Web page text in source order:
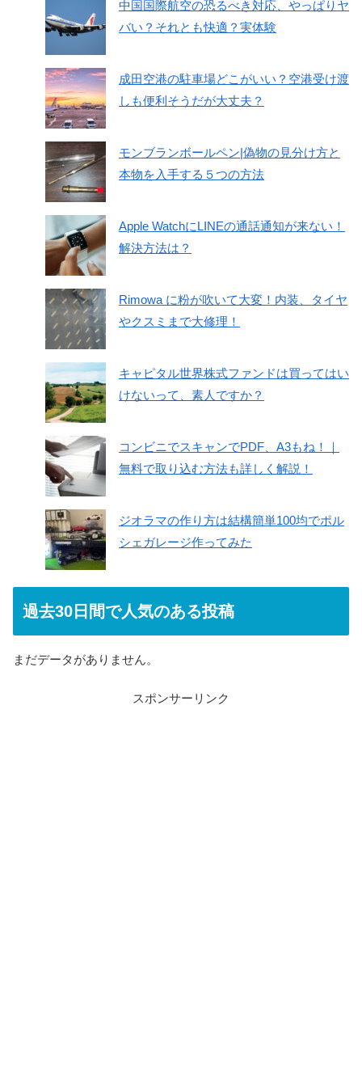
中国国際航空の恐るべき対応、やっぱりヤ
バい？それとも快適？実体験
成田空港の駐車場どこがいい？空港受け渡
しも便利そうだが大丈夫？
モンブランボールペン|偽物の見分け方と
本物を入手する５つの方法
Apple WatchにLINEの通話通知が来ない！
解決方法は？
Rimowa に粉が吹いて大変！内装、タイヤ
やクスミまで大修理！
キャピタル世界株式ファンドは買ってはい
けないって、素人ですか？
コンビニでスキャンでPDF、A3もね！｜
無料で取り込む方法も詳しく解説！
ジオラマの作り方は結構簡単100均でポル
シェガレージ作ってみた
過去30日間で人気のある投稿
まだデータがありません。
スポンサーリンク